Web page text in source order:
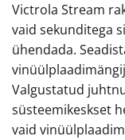
Victrola Stream
vaid sekunditega
ühendada.
Valgustatud
süsteemikeskset
vaid